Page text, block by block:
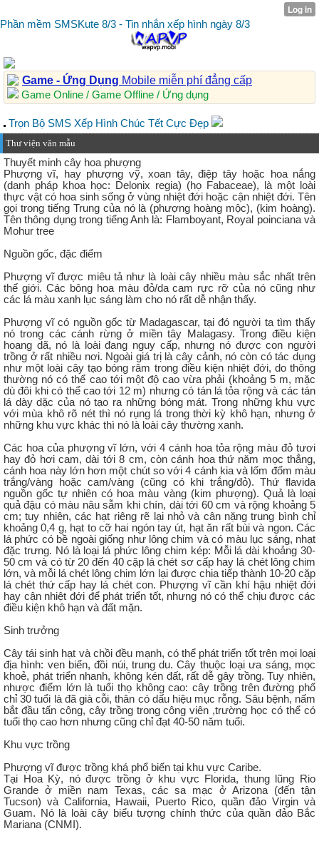
Phần mềm SMSKute 8/3 - Tin nhắn xếp hình ngày 8/3
Game - Ứng Dụng Mobile miễn phí đẳng cấp
Game Online / Game Offline / Ứng dụng
Trọn Bộ SMS Xếp Hình Chúc Tết Cực Đẹp
Thư viện văn mẫu
Thuyết minh cây hoa phượng
Phượng vĩ, hay phượng vỹ, xoan tây, điệp tây hoặc hoa nắng
(danh pháp khoa học: Delonix regia) (họ Fabaceae), là một loài
thực vật có hoa sinh sống ở vùng nhiệt đới hoặc cận nhiệt đới. Tên
gọi trong tiếng Trung của nó là (phượng hoàng mộc), (kim hoàng).
Tên thông dụng trong tiếng Anh là: Flamboyant, Royal poinciana và
Mohur tree
Nguồn gốc, đặc điểm
Phượng vĩ được miêu tả như là loài cây nhiều màu sắc nhất trên
thế giới. Các bông hoa màu đỏ/da cam rực rỡ của nó cũng như
các lá màu xanh lục sáng làm cho nó rất dễ nhận thấy.
Phượng vĩ có nguồn gốc từ Madagascar, tại đó người ta tìm thấy
nó trong các cánh rừng ở miền tây Malagasy. Trong điều kiện
hoang dã, nó là loài đang nguy cấp, nhưng nó được con người
trồng ở rất nhiều nơi. Ngoài giá trị là cây cảnh, nó còn có tác dụng
như một loài cây tạo bóng râm trong điều kiện nhiệt đới, do thông
thường nó có thể cao tới một độ cao vừa phải (khoảng 5 m, mặc
dù đôi khi có thể cao tới 12 m) nhưng có tán lá tỏa rộng và các tán
lá dày dặc của nó tạo ra những bóng mát. Trong những khu vực
với mùa khô rõ nét thì nó rụng lá trong thời kỳ khô hạn, nhưng ở
những khu vực khác thì nó là loài cây thường xanh.
Các hoa của phượng vĩ lớn, với 4 cánh hoa tỏa rộng màu đỏ tươi
hay đỏ hơi cam, dài tới 8 cm, còn cánh hoa thứ năm mọc thẳng,
cánh hoa này lớn hơn một chút so với 4 cánh kia và lốm đốm màu
trắng/vàng hoặc cam/vàng (cũng có khi trắng/đỏ). Thứ flavida
nguồn gốc tự nhiên có hoa màu vàng (kim phượng). Quả là loại
quả đậu có màu nâu sẫm khi chín, dài tới 60 cm và rộng khoảng 5
cm; tuy nhiên, các hạt riêng rẽ lại nhỏ và cân nặng trung bình chỉ
khoảng 0,4 g, hạt to cỡ hai ngón tay út, hạt ăn rất bùi và ngon. Các
lá phức có bề ngoài giống như lông chim và có màu lục sáng, nhạt
đặc trưng. Nó là loại lá phức lông chim kép: Mỗi lá dài khoảng 30-
50 cm và có từ 20 đến 40 cặp lá chét sơ cấp hay lá chét lông chim
lớn, và mỗi lá chét lông chim lớn lại được chia tiếp thành 10-20 cặp
lá chét thứ cấp hay lá chét con. Phượng vĩ cần khí hậu nhiệt đới
hay cận nhiệt đới để phát triển tốt, nhưng nó có thể chịu được các
điều kiện khô hạn và đất mặn.
Sinh trưởng
Cây tái sinh hạt và chồi đều mạnh, có thể phát triển tốt trên mọi loại
địa hình: ven biển, đồi núi, trung du. Cây thuộc loại ưa sáng, mọc
khoẻ, phát triển nhanh, không kén đất, rất dễ gây trồng. Tuy nhiên,
nhược điểm lớn là tuổi thọ không cao: cây trồng trên đường phố
chỉ 30 tuổi là đã già cỗi, thân có dấu hiệu mục rỗng. Sâu bệnh, nấm
bắt đầu tấn công, cây trồng trong công viên ,trường học có thể có
tuổi thọ cao hơn nhưng cũng chỉ đạt 40-50 năm tuổi.
Khu vực trồng
Phượng vĩ được trồng khá phổ biến tại khu vực Caribe.
Tại Hoa Kỳ, nó được trồng ở khu vực Florida, thung lũng Rio
Grande ở miền nam Texas, các sa mạc ở Arizona (đến tận
Tucson) và California, Hawaii, Puerto Rico, quần đảo Virgin và
Guam. Nó là loài cây biểu tượng chính thức của quần đảo Bắc
Mariana (CNMI).